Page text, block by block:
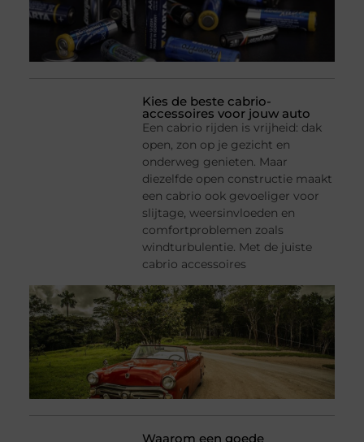
Kies de beste cabrio-
accessoires voor jouw auto
Een cabrio rijden is vrijheid: dak
open, zon op je gezicht en
onderweg genieten. Maar
diezelfde open constructie maakt
een cabrio ook gevoeliger voor
slijtage, weersinvloeden en
comfortproblemen zoals
windturbulentie. Met de juiste
cabrio accessoires
Waarom een goede